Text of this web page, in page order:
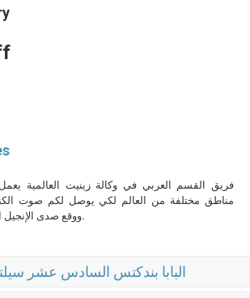
فريق القسم العربي في وكالة زينيت العالمية
مناطق مختلفة من العالم لكي يوصل لكم صوت
ووقع صدى الإنجيل الحي.
البابا بندكتس السادس عشر